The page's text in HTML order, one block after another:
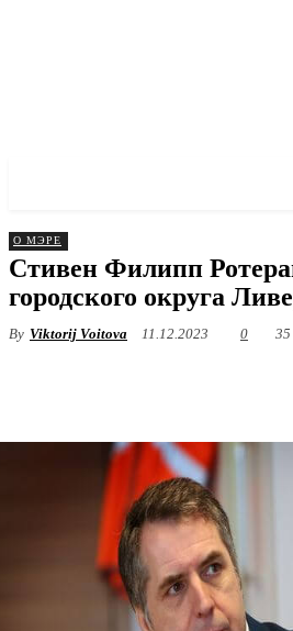
О МЭРЕ
Стивен Филипп
городского округа
By Viktorij Voitova 11.12.2023 0 35